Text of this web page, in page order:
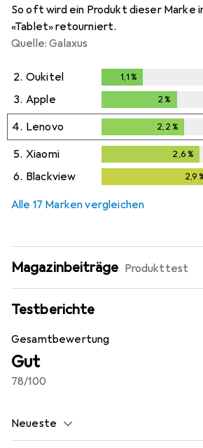
So oft wird ein Produkt dieser Marke
«Tablet» retourniert.
Quelle: Galaxus
2. Oukitel 1,1 %
3. Apple 2 %
4. Lenovo 2,2 %
5. Xiaomi 2,6 %
6. Blackview 2,9
Alle 17 Marken vergleichen
Magazinbeiträge Produkttest
Testberichte
Gesamtbewertung
Gut
78/100
Neueste